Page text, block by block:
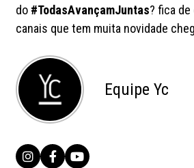
do #TodasAvançamJuntas? fica
canais que tem muita novidade
Equipe Yc